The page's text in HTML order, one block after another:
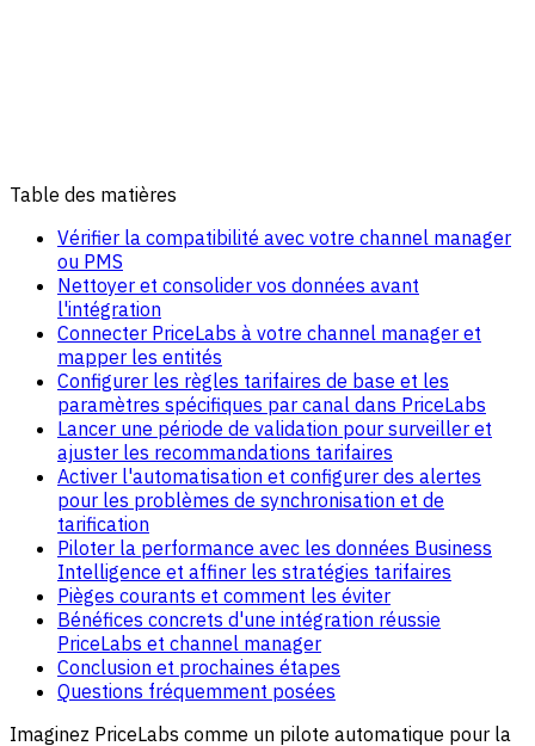
Table des matières
Vérifier la compatibilité avec votre channel manager
ou PMS
Nettoyer et consolider vos données avant
l'intégration
Connecter PriceLabs à votre channel manager et
mapper les entités
Configurer les règles tarifaires de base et les
paramètres spécifiques par canal dans PriceLabs
Lancer une période de validation pour surveiller et
ajuster les recommandations tarifaires
Activer l'automatisation et configurer des alertes
pour les problèmes de synchronisation et de
tarification
Piloter la performance avec les données Business
Intelligence et affiner les stratégies tarifaires
Pièges courants et comment les éviter
Bénéfices concrets d'une intégration réussie
PriceLabs et channel manager
Conclusion et prochaines étapes
Questions fréquemment posées
Imaginez PriceLabs comme un pilote automatique pour la